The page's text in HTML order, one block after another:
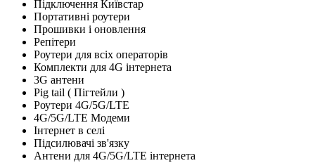
Підключення Київстар
Портативні роутери
Прошивки і оновлення
Репітери
Роутери для всіх операторів
Комплекти для 4G інтернета
3G антени
Pig tail ( Пігтейли )
Роутери 4G/5G/LTE
4G/5G/LTE Модеми
Інтернет в селі
Підсилювачі зв'язку
Антени для 4G/5G/LTE інтернета